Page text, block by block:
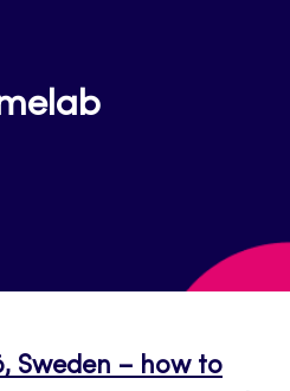
Sweden – how to